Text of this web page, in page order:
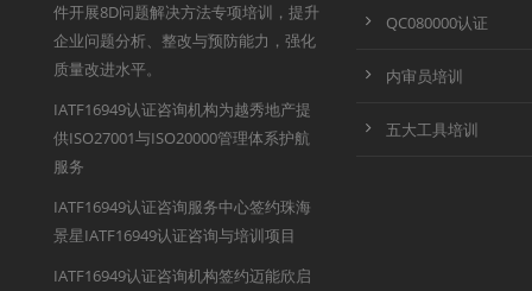
件开展8D问题解决方法专项培训，提升
企业问题分析、整改与预防能力，强化
质量改进水平。
IATF16949认证咨询机构为越秀地产提
供ISO27001与ISO20000管理体系护航
服务
IATF16949认证咨询服务中心签约珠海
景星IATF16949认证咨询与培训项目
IATF16949认证咨询机构签约迈能欣启
QC080000认证
内审员培训
五大工具培训